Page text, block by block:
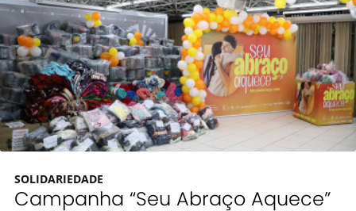
SOLIDARIEDADE
Campanha “Seu Abraço Aquece”